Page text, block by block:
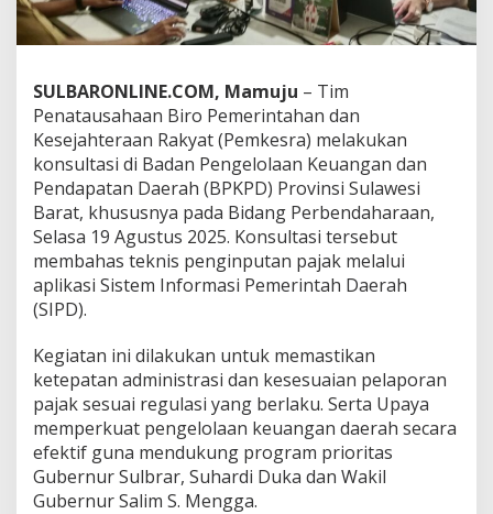
t
a
d
e
n
g
a
n
B
P
P
D
e
k
u
a
t
P
e
SULBARONLINE.COM, Mamuju – Tim
Penatausahaan Biro Pemerintahan dan
Kesejahteraan Rakyat (Pemkesra) melakukan
konsultasi di Badan Pengelolaan Keuangan dan
Pendapatan Daerah (BPKPD) Provinsi Sulawesi
Barat, khususnya pada Bidang Perbendaharaan,
Selasa 19 Agustus 2025. Konsultasi tersebut
membahas teknis penginputan pajak melalui
aplikasi Sistem Informasi Pemerintah Daerah
(SIPD).
Kegiatan ini dilakukan untuk memastikan
ketepatan administrasi dan kesesuaian pelaporan
pajak sesuai regulasi yang berlaku. Serta Upaya
memperkuat pengelolaan keuangan daerah secara
efektif guna mendukung program prioritas
Gubernur Sulbrar, Suhardi Duka dan Wakil
Gubernur Salim S. Mengga.